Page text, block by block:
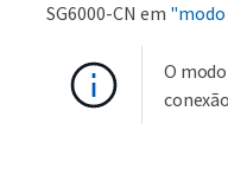
SG6000-CN em
O